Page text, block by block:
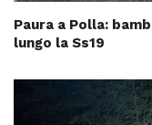
Paura a Polla:
lungo la Ss19